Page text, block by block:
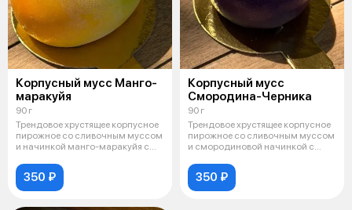
Корпусный мусс Манго-
маракуйя
90 г
Трендовое хрустящее корпусное
пирожное со сливочным муссом
и начинкой манго-маракуйя с
350 ₽
Корпусный мусс
Смородина-Черника
90 г
Трендовое хрустящее корпусное
пирожное со сливочным муссом
и смородиновой начинкой с
350 ₽